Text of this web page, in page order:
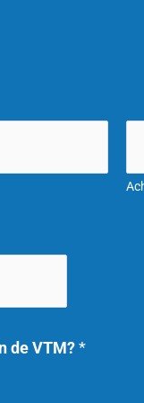
de VTM?*